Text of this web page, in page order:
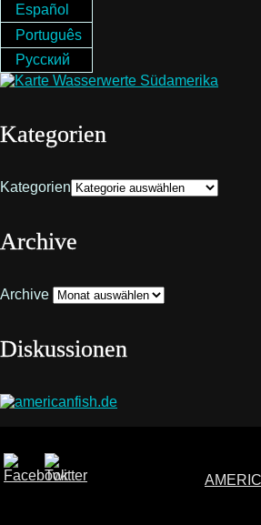
Español
Português
Русский
Kategorien
Kategorien
Archive
Archive
Diskussionen